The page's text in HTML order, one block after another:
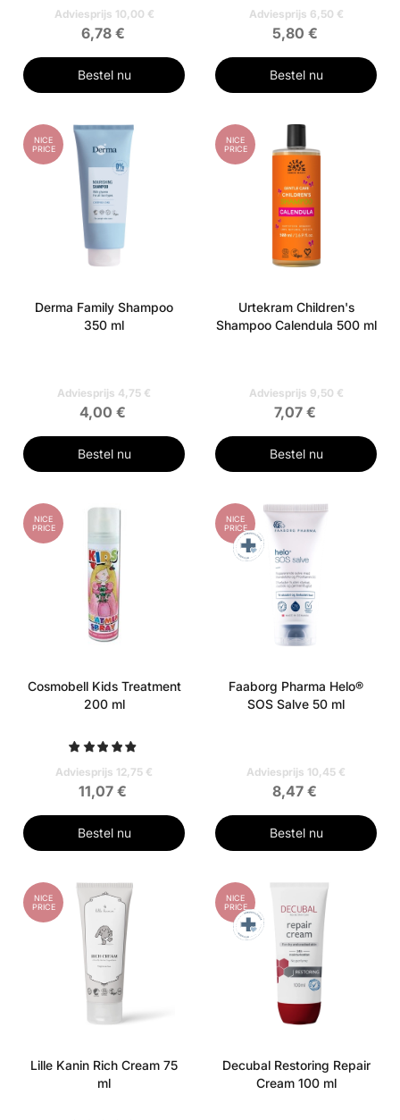
Adviesprijs 10,00 €
6,78 €
Bestel nu
Adviesprijs 6,50 €
5,80 €
Bestel nu
NICE
PRICE
Derma Family Shampoo
350 ml
Adviesprijs 4,75 €
4,00 €
Bestel nu
NICE
PRICE
Urtekram Children's
Shampoo Calendula 500 ml
Adviesprijs 9,50 €
7,07 €
Bestel nu
NICE
PRICE
Cosmobell Kids Treatment
200 ml
Adviesprijs 12,75 €
11,07 €
Bestel nu
NICE
PRICE
Faaborg Pharma Helo®
SOS Salve 50 ml
Adviesprijs 10,45 €
8,47 €
Bestel nu
NICE
PRICE
Lille Kanin Rich Cream 75
ml
NICE
PRICE
Decubal Restoring Repair
Cream 100 ml